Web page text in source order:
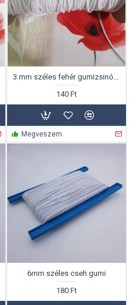
3 mm széles fehér gumizsinór Ft/m
140 Ft
Megveszem
6mm széles cseh gumi
180 Ft